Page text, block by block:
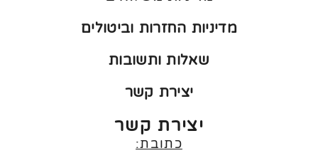
מדיניות החזרות וביטולים
שאלות ותשובות
יצירת קשר
יצירת קשר
כתובת: